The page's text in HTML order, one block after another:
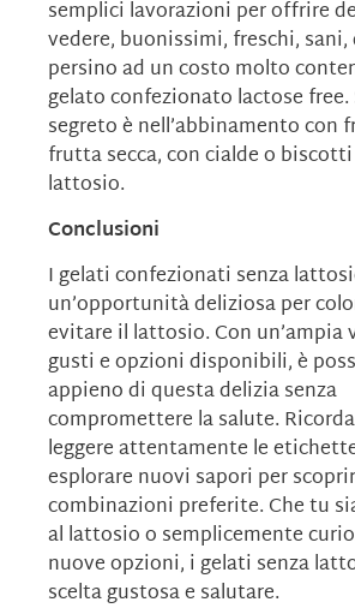
semplici lavorazioni per offrire
vedere, buonissimi, freschi,
persino ad un costo molto
gelato confezionato lactose free.
segreto è nell’abbinamento con
frutta secca, con cialde o
lattosio.
Conclusioni
I gelati confezionati senza
un’opportunità deliziosa per
evitare il lattosio. Con un’ampia
gusti e opzioni disponibili, è
appieno di questa delizia senza
compromettere la salute.
leggere attentamente le
esplorare nuovi sapori per
combinazioni preferite. Che tu
al lattosio o semplicemente
nuove opzioni, i gelati senza
scelta gustosa e salutare.